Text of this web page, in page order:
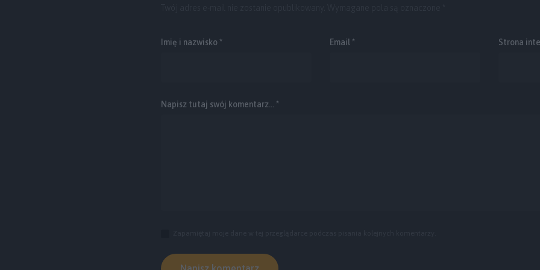
Imię i nazwisko * Email * Strona
Napisz tutaj swój komentarz... *